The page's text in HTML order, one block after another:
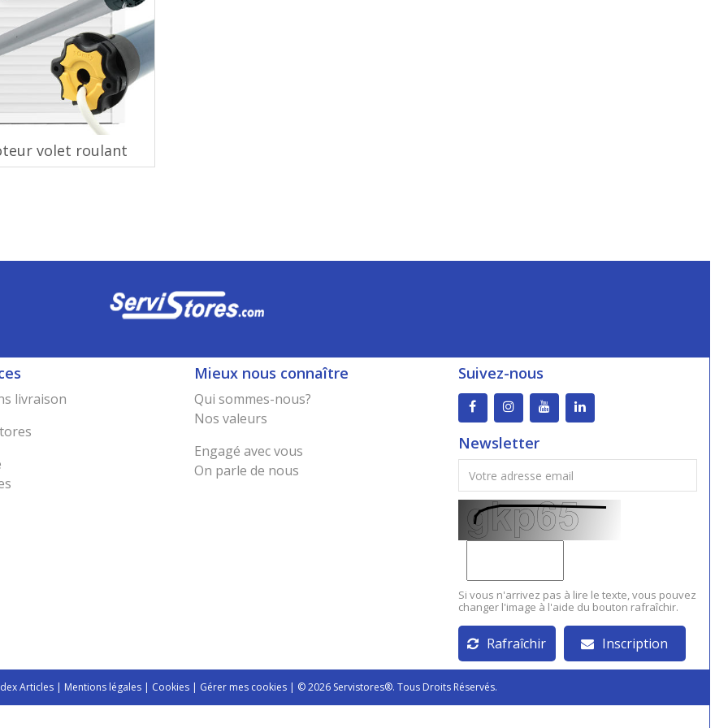
volet roulant
livraison
Mieux nous connaître
Qui sommes-nous?
Nos valeurs
Engagé avec vous
On parle de nous
Suivez-nous
Newsletter
Si vous n'arrivez pas à lire le texte, vous pouvez
changer l'image à l'aide du bouton rafraîchir.
Rafraîchir Inscription
Articles | Mentions légales | Cookies | Gérer mes cookies | © 2026 Servistores®. Tous Droits Réservés.